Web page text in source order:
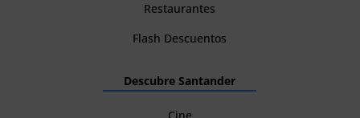
Restaurantes
Flash Descuentos
Descubre Santander